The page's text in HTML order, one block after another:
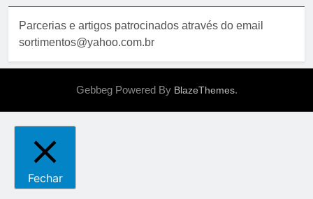
Parcerias e artigos patrocinados através do email
sortimentos@yahoo.com.br
Gebbeg Powered By BlazeThemes.
Fechar